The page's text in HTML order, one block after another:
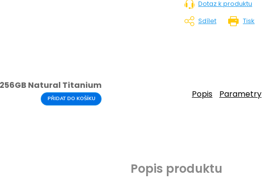
Tisk
Dotaz k produktu
Sdílet
256GB Natural Titanium
PŘIDAT DO KOŠÍKU Popis Parametry
Popis produktu